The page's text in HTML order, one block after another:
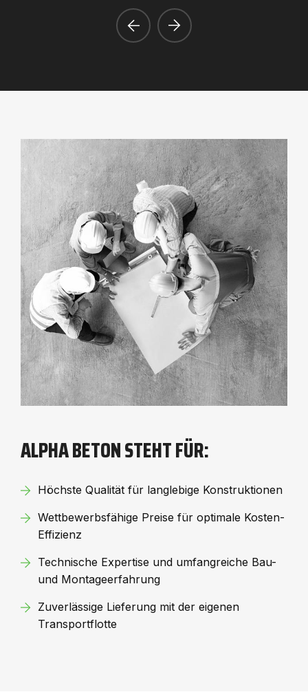
ALPHA BETON STEHT FÜR:
Höchste Qualität für langlebige Konstruktionen
Wettbewerbsfähige Preise für optimale Kosten-
Effizienz
Technische Expertise und umfangreiche Bau-
und Montageerfahrung
Zuverlässige Lieferung mit der eigenen
Transportflotte